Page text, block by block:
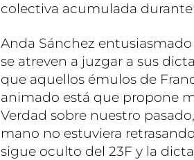
colectiva acumulada
Anda Sánchez
se atreven a juzgar a sus
que aquellos émulos de
animado está que propone
Verdad sobre nuestro
mano no estuviera
sigue oculto del 23F y la